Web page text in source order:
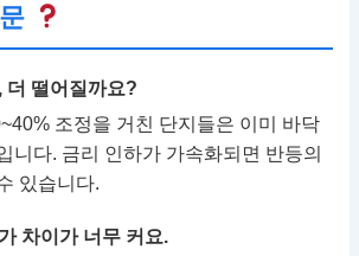
더 떨어질까요?
조정을 거친 단지들은 이미 바닥
니다. 금리 인하가 가속화되면 반등의
있습니다.
차이가 너무 커요.